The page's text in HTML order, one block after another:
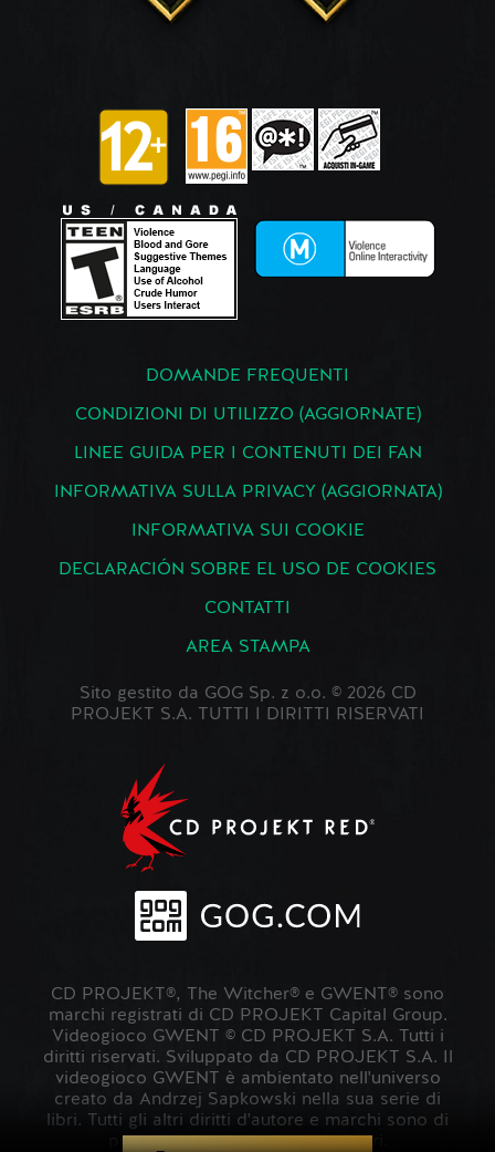
DOMANDE FREQUENTI
CONDIZIONI DI UTILIZZO (AGGIORNATE)
LINEE GUIDA PER I CONTENUTI DEI FAN
INFORMATIVA SULLA PRIVACY (AGGIORNATA)
INFORMATIVA SUI COOKIE
DECLARACIÓN SOBRE EL USO DE COOKIES
CONTATTI
AREA STAMPA
Sito gestito da GOG Sp. z o.o. © 2026 CD
PROJEKT S.A. TUTTI I DIRITTI RISERVATI
CD PROJEKT®, The Witcher® e GWENT® sono
marchi registrati di CD PROJEKT Capital Group.
Videogioco GWENT © CD PROJEKT S.A. Tutti i
diritti riservati. Sviluppato da CD PROJEKT S.A. Il
videogioco GWENT è ambientato nell'universo
creato da Andrzej Sapkowski nella sua serie di
libri. Tutti gli altri diritti d'autore e marchi sono di
proprietà dei rispettivi proprietari.